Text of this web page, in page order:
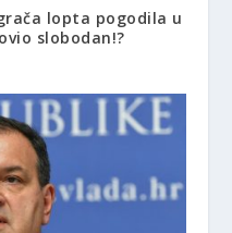
lopta pogodila u
slobodan!?